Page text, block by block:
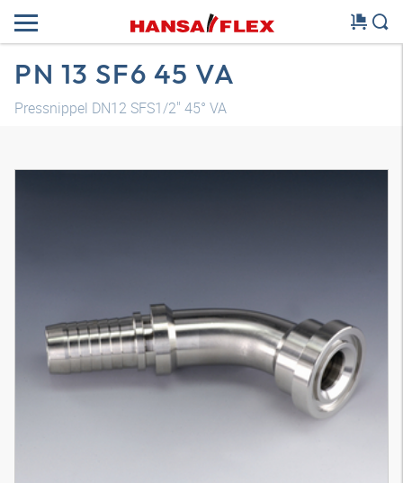
PN 13 SF6 45 VA
Pressnippel DN12 SFS1/2" 45° VA